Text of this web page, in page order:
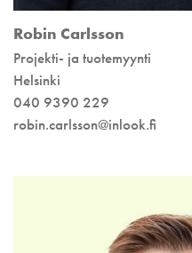
Robin Carlsson
Projekti- ja tuotemyynti
Helsinki
040 9390 229
robin.carlsson@inlook.fi